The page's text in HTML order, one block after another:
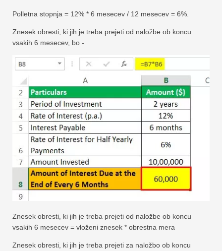
Polletna stopnja = 12% * 6 mesecev / 12 mesecev = 6%.
Znesek obresti, ki jih je treba prejeti od naložbe ob koncu
vsakih 6 mesecev, bo -
Znesek obresti, ki jih je treba prejeti od naložbe ob koncu
vsakih 6 mesecev = vloženi znesek * obrestna mera
Znesek obresti, ki jih je treba prejeti za naložbo ob koncu